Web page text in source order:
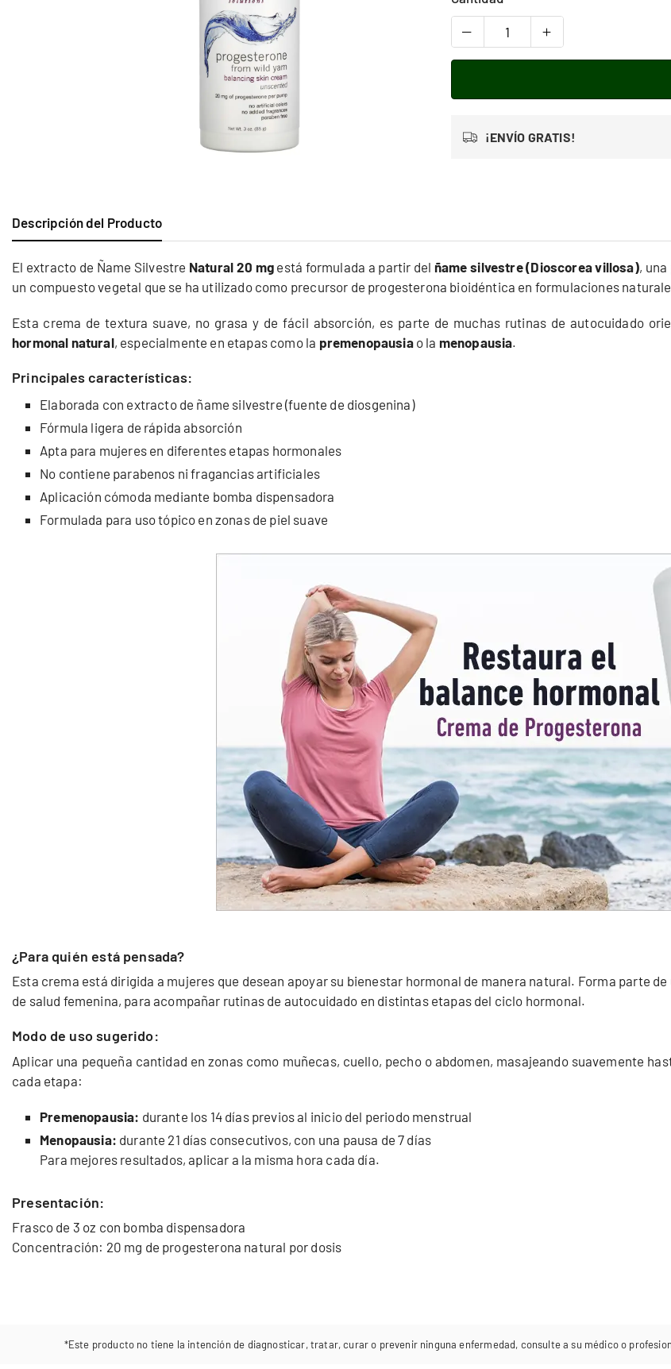
¡ENVÍO GRATIS!
Descripción del Producto
El extracto de Ñame Silvestre Natural 20 mgestá formulada a partir del ñame silvestre (Dioscorea villosa),
un compuesto vegetal que se ha utilizado como precursor de progesterona bioidéntica en formulaciones
Esta crema de textura suave, no grasa y de fácil absorción, es parte de muchas rutinas de autocuidado
hormonal natural, especialmente en etapas como la premenopausiao la menopausia.
Principales características:
Elaborada con extracto de ñame silvestre (fuente de diosgenina)
Fórmula ligera de rápida absorción
Apta para mujeres en diferentes etapas hormonales
No contiene parabenos ni fragancias artificiales
Aplicación cómoda mediante bomba dispensadora
Formulada para uso tópico en zonas de piel suave
¿Para quién está pensada?
Esta crema está dirigida a mujeres que desean apoyar su bienestar hormonal de manera natural. Forma parte
de salud femenina, para acompañar rutinas de autocuidado en distintas etapas del ciclo hormonal.
Modo de uso sugerido:
Aplicar una pequeña cantidad en zonas como muñecas, cuello, pecho o abdomen, masajeando suavemente
cada etapa:
Premenopausia: durante los 14 días previos al inicio del periodo menstrual
Menopausia: durante 21 días consecutivos, con una pausa de 7 días
Para mejores resultados, aplicar a la misma hora cada día.
Presentación:
Frasco de 3 oz con bomba dispensadora
Concentración: 20 mg de progesterona natural por dosis
*Este producto no tiene la intención de diagnosticar, tratar, curar o prevenir ninguna enfermedad, consulte a su médico o